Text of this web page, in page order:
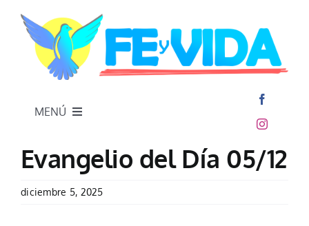
content
MENÚ
Evangelio del Día 05/12
diciembre 5, 2025